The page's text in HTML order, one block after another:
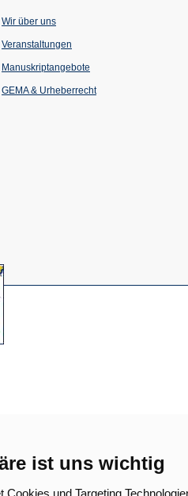
ist uns wichtig
Cookies und Targeting
Wir über uns
Veranstaltungen
einem
Tab)
Manuskriptangebote
GEMA & Urheberrecht
(Öffnet
in